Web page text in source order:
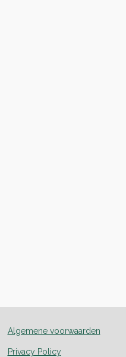
Algemene voorwaarden
Privacy Policy